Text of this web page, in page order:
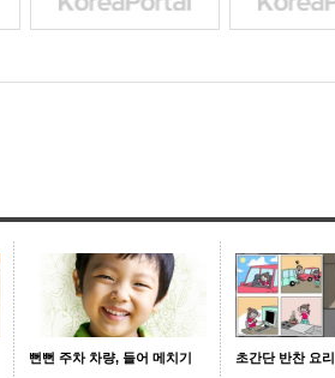
뻔뻔 주차 차량, 들어 메치기 초간단 반찬 요리